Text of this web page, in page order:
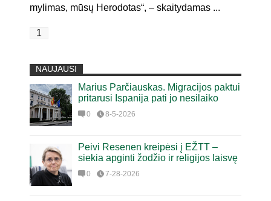
mylimas, mūsų Herodotas“, – skaitydamas ...
1
NAUJAUSI
Marius Parčiauskas. Migracijos paktui
pritarusi Ispanija pati jo nesilaiko
0 8-5-2026
Peivi Resenen kreipėsi į EŽTT –
siekia apginti žodžio ir religijos laisvę
0 7-28-2026